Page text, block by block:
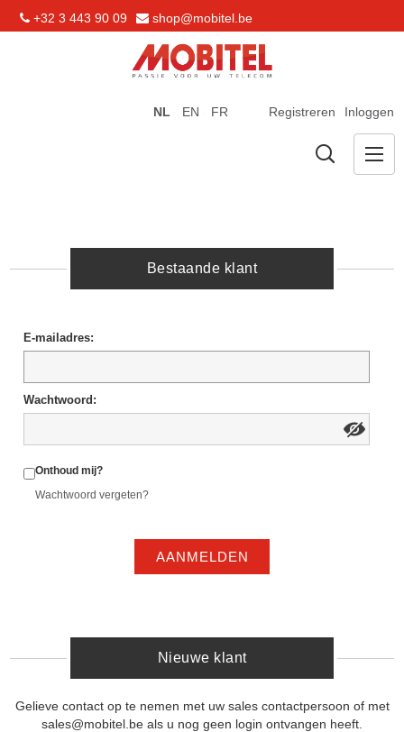
+32 3 443 90 09 shop@mobitel.be
Registreren Inloggen
NL EN FR
Bestaande klant
E-mailadres:
Wachtwoord:
Onthoud mij?
Wachtwoord vergeten?
AANMELDEN
Nieuwe klant
Gelieve contact op te nemen met uw sales contactpersoon of met
sales@mobitel.be als u nog geen login ontvangen heeft.